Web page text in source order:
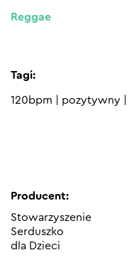
Reggae
Tagi:
120bpm pozytywny
Producent:
Stowarzyszenie
Serduszko
dla Dzieci